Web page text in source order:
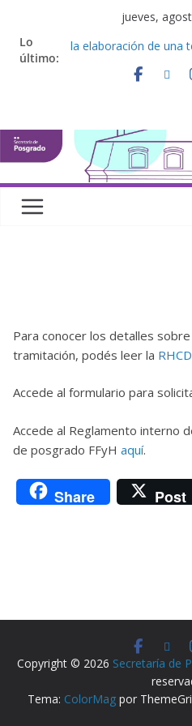
jueves,
Lo
último:
Curso de doctorado.
la elaboración de una
Curso de posgrado.
Curso de doctorado
Curso de doctorado.
una perspectiva
Para conocer los detalles
tramitación, podés leer la
Accede al formulario para
Accede al Reglamento interno
de posgrado FFyH aquí.
Share Post
Copyright © 2026 Secretaría de
Tema: ColorMagpor